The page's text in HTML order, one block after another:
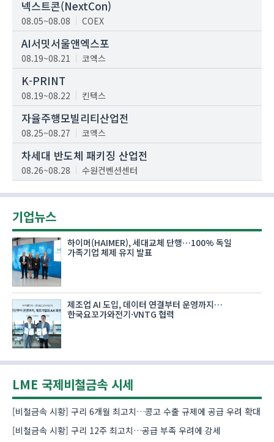
넥스트콘(NextCon)
08.05~08.08 COEX
AI서밋서울앤엑스포
08.19~08.21 코엑스
K-PRINT
08.19~08.22 킨텍스
자율주행모빌리티산업전
08.25~08.27 코엑스
차세대 반도체 패키징 산업전
08.26~08.28 수원컨벤션센터
기업뉴스
하이머(HAIMER), 세대교체 단행…100% 독일
가족기업 체제 유지 발표
제조업 AI 도입, 데이터 연결부터 운영까지…
한국요꼬가와전기·VNTG 협력
LME 국제비철금속 시세
[비철금속 시황] 구리 6개월 최고치…콩고 수출 규제에 공급 우려 확대
[비철금속 시황] 구리 12주 최고치…공급 부족 우려에 강세